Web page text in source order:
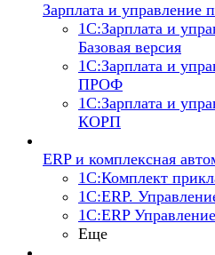
Зарплата и управление
1С:Зарплата и
Базовая версия
1С:Зарплата и
ПРОФ
1С:Зарплата и
КОРП
ERP и комплексная
1С:Комплект
1С:ERP.
1С:ERP
Еще